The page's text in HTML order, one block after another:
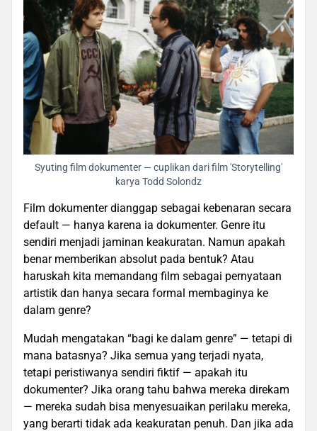
Syuting film dokumenter — cuplikan dari film 'Storytelling'
karya Todd Solondz
Film dokumenter dianggap sebagai kebenaran secara
default — hanya karena ia dokumenter. Genre itu
sendiri menjadi jaminan keakuratan. Namun apakah
benar memberikan absolut pada bentuk? Atau
haruskah kita memandang film sebagai pernyataan
artistik dan hanya secara formal membaginya ke
dalam genre?
Mudah mengatakan “bagi ke dalam genre” — tetapi di
mana batasnya? Jika semua yang terjadi nyata,
tetapi peristiwanya sendiri fiktif — apakah itu
dokumenter? Jika orang tahu bahwa mereka direkam
— mereka sudah bisa menyesuaikan perilaku mereka,
yang berarti tidak ada keakuratan penuh. Dan jika ada